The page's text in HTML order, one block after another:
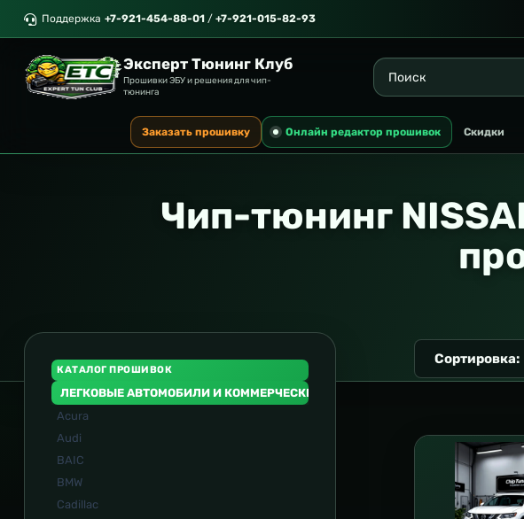
Поддержка +7-921-454-88-01 / +7-921-015-82-93
Эксперт Тюнинг Клуб
Прошивки ЭБУ и решения для чип-
тюнинга
Заказать прошивку Онлайн редактор прошивок Скидки
Чип-тюнинг
КАТАЛОГ ПРОШИВОК
ЛЕГКОВЫЕ АВТОМОБИЛИ И КОММЕРЧЕСКИЙ ТРАНСПОРТ
Acura
Audi
BAIC
BMW
Cadillac
Сортировка: